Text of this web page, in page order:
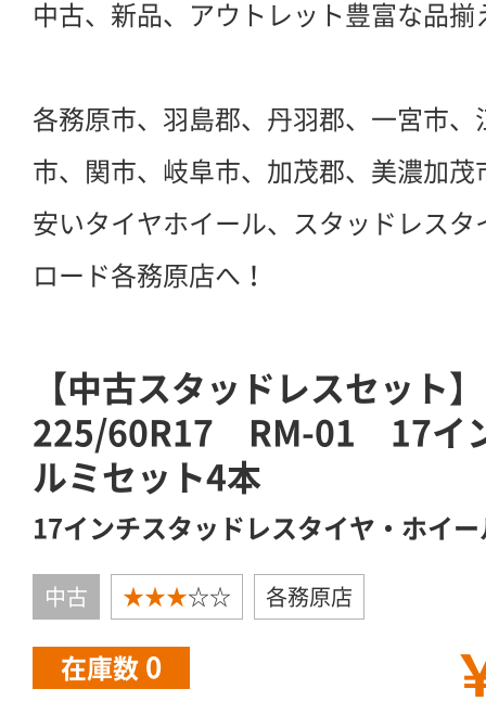
中古、新品、アウトレット豊富な品揃
各務原市、羽島郡、丹羽郡、一宮市
市、関市、岐阜市、加茂郡、美濃加茂
安いタイヤホイール、スタッドレス
ロード各務原店へ！
【中古スタッドレスセッ
225/60R17 RM-01 17イ
ルミセット4本
17インチスタッドレスタイヤ・ホイ
中古 ★★★☆☆ 各務原店
在庫数 0